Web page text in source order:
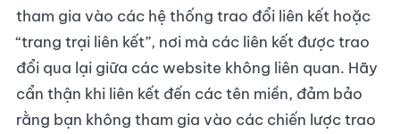
tham gia vào các hệ thống trao đổi liên kết hoặc
“trang trại liên kết”, nơi mà các liên kết được trao
đổi qua lại giữa các website không liên quan. Hãy
cẩn thận khi liên kết đến các tên miền, đảm bảo
rằng bạn không tham gia vào các chiến lược trao